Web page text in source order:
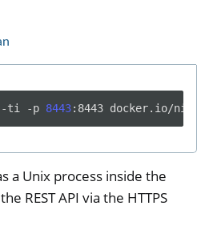
-ti -p 8443:8443
a Unix process inside the
REST API via the HTTPS